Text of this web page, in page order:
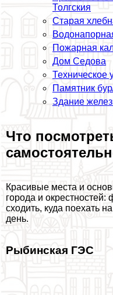
Толгския
Старая
Пожарная
Дом Седова
Техническое
Памятник
Здание
Что
Красивые места и
города и окрестностей:
сходить, куда поехать
день.
Рыбинская ГЭС